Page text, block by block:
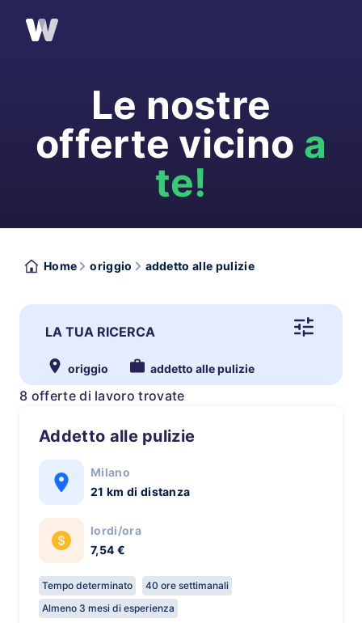
Le nostre
offerte vicino a
te!
Home origgio addetto alle pulizie
LA TUA RICERCA
origgio addetto alle pulizie
8 offerte di lavoro trovate
Addetto alle pulizie
Milano
21 km di distanza
lordi/ora
7,54 €
Tempo determinato
40 ore settimanali
Almeno 3 mesi di esperienza